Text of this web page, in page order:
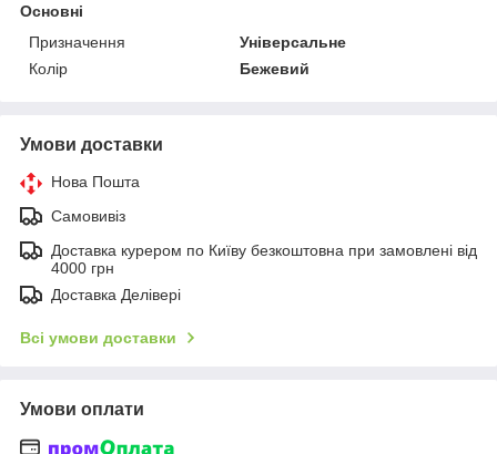
Основні
Призначення
Універсальне
Колір
Бежевий
Умови доставки
Нова Пошта
Самовивіз
Доставка курером по Київу безкоштовна при замовлені від
4000 грн
Доставка Делівері
Всі умови доставки
Умови оплати